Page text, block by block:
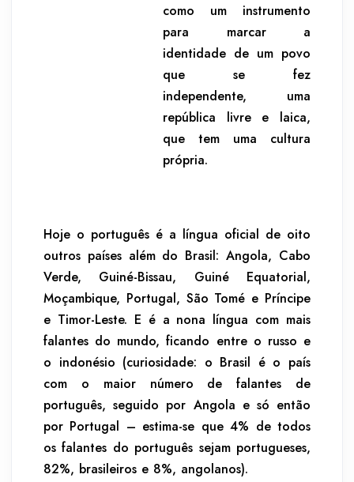
como um instrumento
para marcar a
identidade de um povo
que se fez
independente, uma
república livre e laica,
que tem uma cultura
própria.
Hoje o português é a língua oficial de oito
outros países além do Brasil: Angola, Cabo
Verde, Guiné-Bissau, Guiné Equatorial,
Moçambique, Portugal, São Tomé e Príncipe
e Timor-Leste. E é a nona língua com mais
falantes do mundo, ficando entre o russo e
o indonésio (curiosidade: o Brasil é o país
com o maior número de falantes de
português, seguido por Angola e só então
por Portugal – estima-se que 4% de todos
os falantes do português sejam portugueses,
82%, brasileiros e 8%, angolanos).